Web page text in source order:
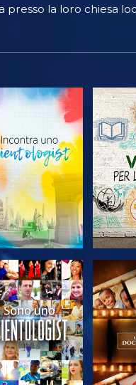
la loro chiesa
LE
SERIE